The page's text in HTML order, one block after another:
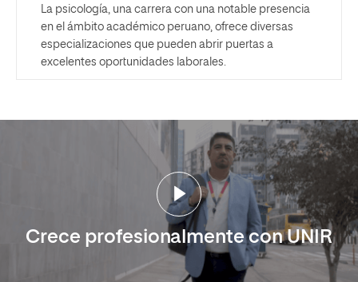
La psicología, una carrera con una notable presencia
en el ámbito académico peruano, ofrece diversas
especializaciones que pueden abrir puertas a
excelentes oportunidades laborales.
Crece profesionalmente con UNIR